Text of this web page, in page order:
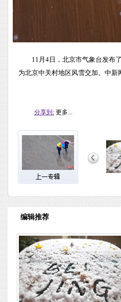
11月4日，北京市气象台发布
为北京中关村地区风雪交加。中新
分享到: 更多...
编辑推荐